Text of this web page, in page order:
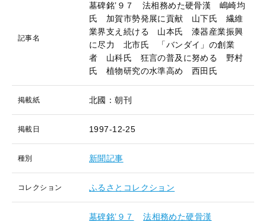
記事名
墓碑銘’９７ 法相務めた硬骨漢 嶋崎均
氏 加賀市勢発展に貢献 山下氏 繊維
業界支え続ける 山本氏 漆器産業振興
に尽力 北市氏 「バンダイ」の創業
者 山科氏 狂言の普及に努める 野村
氏 植物研究の水準高め 西田氏
掲載紙 北國：朝刊
掲載日 1997-12-25
種別 新聞記事
コレクション ふるさとコレクション
墓碑銘’９７
法相務めた硬骨漢